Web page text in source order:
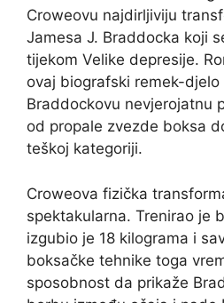
Croweovu najdirljiviju
Jamesa J. Braddocka koji
tijekom Velike depresije.
ovaj biografski remek-djelo
Braddockovu nevjerojatnu
od propale zvezde boksa
teškoj kategoriji.
Croweova fizička
spektakularna. Trenirao je
izgubio je 18 kilograma i
boksačke tehnike toga
sposobnost da prikaže